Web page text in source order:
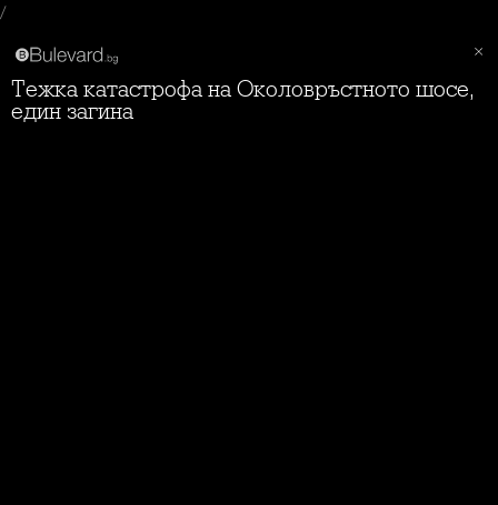
/
Тежка катастрофа на Околовръстното шосе,
един загина